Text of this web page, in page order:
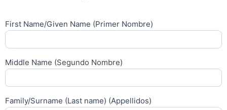
Admisión
First Name/Given Name (Primer Nombre)
Middle Name (Segundo Nombre)
Family/Surname (Last name) (Appellidos)